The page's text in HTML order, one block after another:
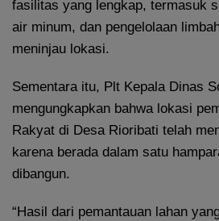
fasilitas yang lengkap, termasuk
air minum, dan pengelolaan
meninjau lokasi.
Sementara itu, Plt Kepala Dinas
mengungkapkan bahwa lokasi
Rakyat di Desa Rioribati telah
karena berada dalam satu
dibangun.
“Hasil dari pemantauan lahan